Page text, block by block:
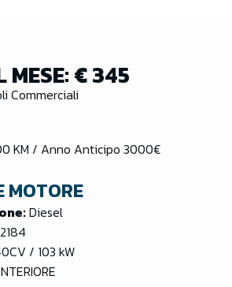
€ 345
Commerciali
KM / Anno Anticipo 3000€
MOTORE
Diesel
2184
/ 103 kW